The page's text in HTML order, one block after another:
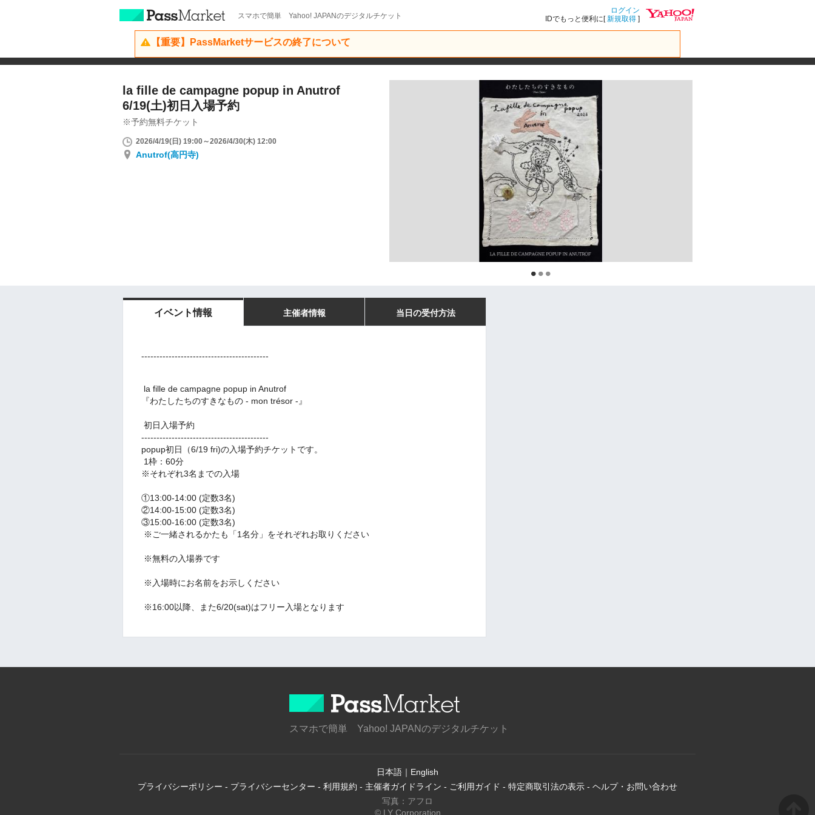
スマホで簡単 Yahoo! JAPANのデジタルチケット
ログイン
IDでもっと便利に[新規取得 ]
【重要】PassMarketサービスの終了について
la fille de campagne popup in Anutrof
6/19(土)初日入場予約
※予約無料チケット
2026/4/19(日) 19:00～2026/4/30(木) 12:00
Anutrof(高円寺)
イベント情報 主催者情報 当日の受付方法
------------------------------------------
la fille de campagne popup in Anutrof
『わたしたちのすきなもの - mon trésor -』
初日入場予約
------------------------------------------
popup初日（6/19 fri)の入場予約チケットです。
1枠：60分
※それぞれ3名までの入場
①13:00-14:00 (定数3名)
②14:00-15:00 (定数3名)
③15:00-16:00 (定数3名)
※ご一緒されるかたも「1名分」をそれぞれお取りください
※無料の入場券です
※入場時にお名前をお示しください
※16:00以降、また6/20(sat)はフリー入場となります
スマホで簡単 Yahoo! JAPANのデジタルチケット
日本語 ｜ English
プライバシーポリシー - プライバシーセンター - 利用規約 - 主催者ガイドライン - ご利用ガイド - 特定商取引法の表示 - ヘルプ・お問い合わせ
写真：アフロ
© LY Corporation